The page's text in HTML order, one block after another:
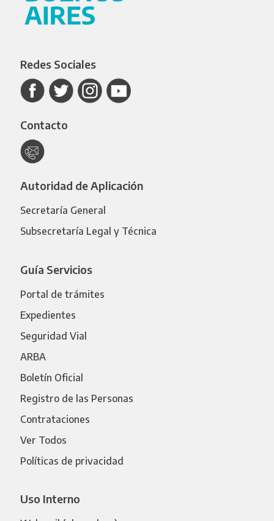
Redes Sociales
Contacto
Autoridad de Aplicación
Secretaría General
Subsecretaría Legal y Técnica
Guía Servicios
Portal de trámites
Expedientes
Seguridad Vial
ARBA
Boletín Oficial
Registro de las Personas
Contrataciones
Ver Todos
Políticas de privacidad
Uso Interno